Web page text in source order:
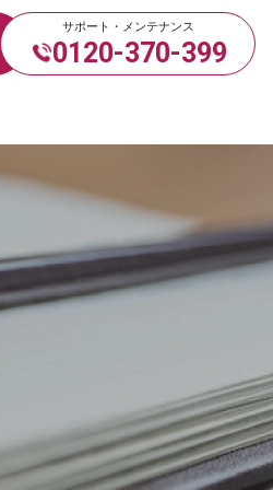
サポート・メンテナンス
0120-370-399